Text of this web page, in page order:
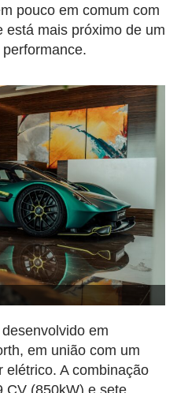
pouco em comum com
está mais próximo de um
em
em união com um
A combinação
CV (850kW) e sete